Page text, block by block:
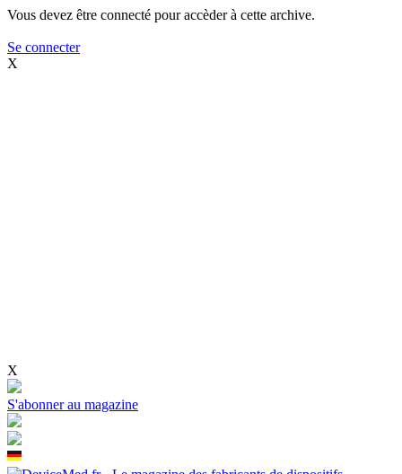
Vous devez être connecté pour accèder à cette archive.
Se connecter
X
X
S'abonner au magazine